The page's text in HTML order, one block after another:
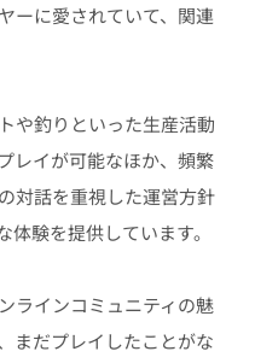
ーに愛されていて、関連
や釣りといった生産活動
レイが可能なほか、頻繁
対話を重視した運営方針
験を提供しています。
ラインコミュニティの魅
まだプレイしたことがな